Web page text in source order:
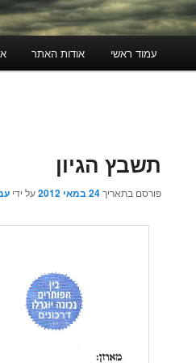
עמוד ראשי אודות האתר
תשבץ הגיון
פורסם בתאריך24 במאי 2012 על ידי